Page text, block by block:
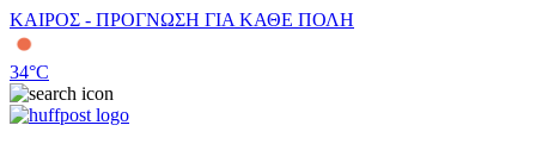
ΚΑΙΡΟΣ - ΠΡΟΓΝΩΣΗ ΓΙΑ ΚΑΘΕ ΠΟΛΗ
34°C